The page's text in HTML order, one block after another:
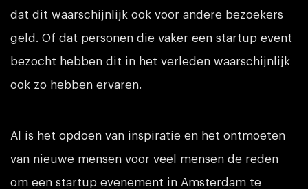
dat dit waarschijnlijk ook voor andere bezoekers
geld. Of dat personen die vaker een startup event
bezocht hebben dit in het verleden waarschijnlijk
ook zo hebben ervaren.
Al is het opdoen van inspiratie en het ontmoeten
van nieuwe mensen voor veel mensen de reden
om een startup evenement in Amsterdam te